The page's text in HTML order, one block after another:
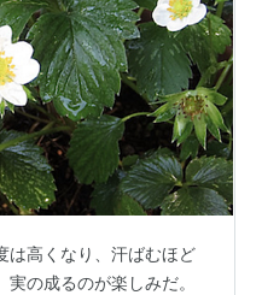
は高くなり、汗ばむほど
の成るのが楽しみだ。